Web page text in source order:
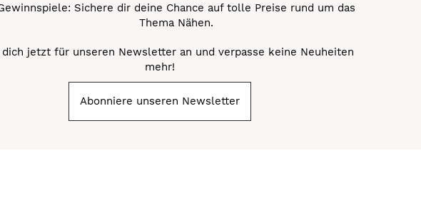
Sichere dir deine Chance auf tolle Preise rund um das
Thema Nähen.
dich jetzt für unseren Newsletter an und verpasse keine Neuheiten
mehr!
Abonniere unseren Newsletter